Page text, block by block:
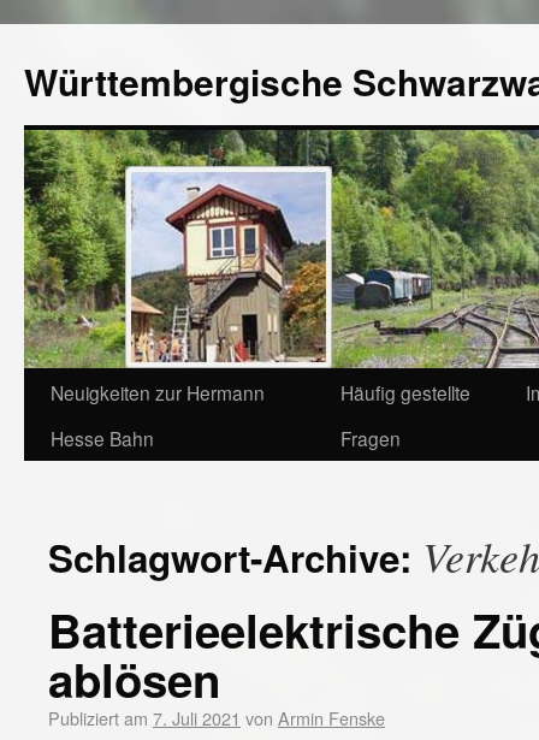
Württembergische
Neuigkeiten zur Hermann
Hesse Bahn
Häufig gestellte
Fragen
Schlagwort-Archive:
Batterieelektrische
ablösen
Publiziert am 7. Juli 2021 von Armin Fenske